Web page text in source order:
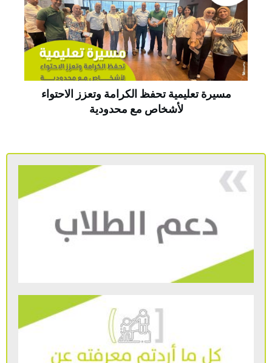
مسيرة تعليمية تحفظ الكرامة وتعزز الاحتواء
لأشخاص مع محدودية